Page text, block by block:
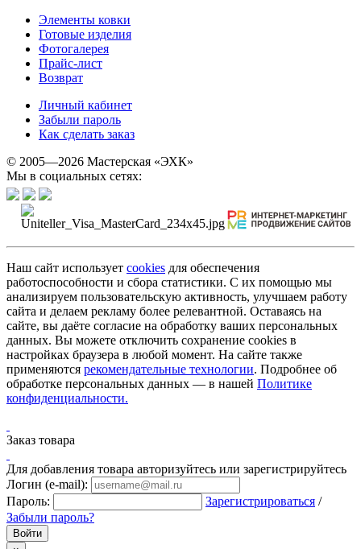
Элементы ковки
Готовые изделия
Фотогалерея
Прайс-лист
Возврат
Личный кабинет
Забыли пароль
Как сделать заказ
© 2005—2026 Мастерская «ЭХК»
Мы в социальных сетях:
Наш сайт использует cookies для обеспечения
работоспособности и сбора статистики. С их помощью мы
анализируем пользовательскую активность, улучшаем работу
сайта и делаем рекламу более релевантной. Оставаясь на
сайте, вы даёте согласие на обработку ваших персональных
данных. Вы можете отключить сохранение cookies в
настройках браузера в любой момент. На сайте также
применяются рекомендательные технологии. Подробнее об
обработке персональных данных — в нашей Политике
конфиденциальности.
Заказ товара
Для добавления товара авторизуйтесь или зарегистрируйтесь
Логин (e-mail):
Пароль:
Зарегистрироваться /
Забыли пароль?